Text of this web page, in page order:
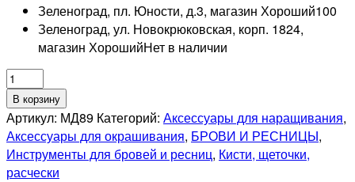
Зеленоград, пл. Юности, д.3, магазин Хороший100
Зеленоград, ул. Новокрюковская, корп. 1824,
магазин ХорошийНет в наличии
Количество
товара
Микробраши
деревянные
односторонние
для
В корзину
Артикул: МД89 Категорий: Аксессуары для наращивания,
Аксессуары для окрашивания, БРОВИ И РЕСНИЦЫ,
Инструменты для бровей и ресниц, Кисти, щеточки,
расчески